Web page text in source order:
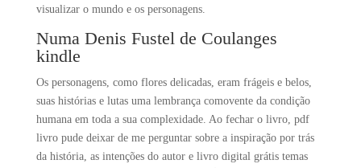
visualizar o mundo e os personagens.
Numa Denis Fustel de Coulanges
kindle
Os personagens, como flores delicadas, eram frágeis e belos,
suas histórias e lutas uma lembrança comovente da condição
humana em toda a sua complexidade. Ao fechar o livro, pdf
livro pude deixar de me perguntar sobre a inspiração por trás
da história, as intenções do autor e livro digital grátis temas